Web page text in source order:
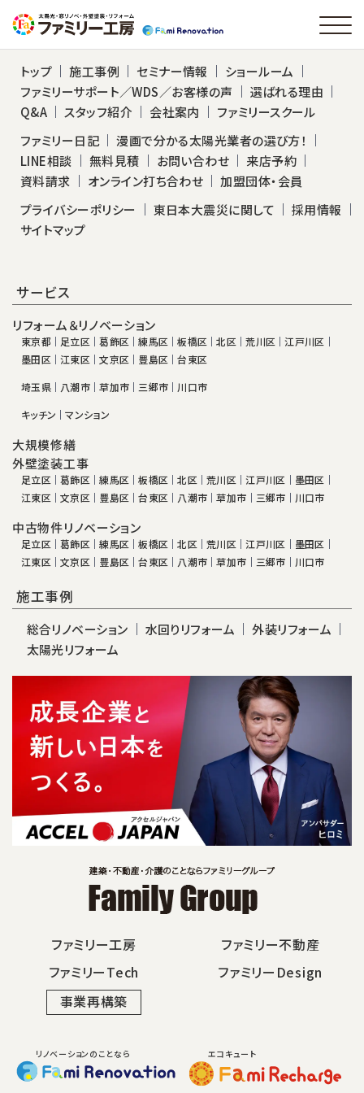
トップ 施工事例 セミナー情報
ショールーム
ファミリーサポート／WDS／お客様の声
選ばれる理由
Q&A
スタッフ紹介 会社案内
ファミリースクール
ファミリー日記
漫画で分かる太陽光業者の選び方！
LINE相談
無料見積 お問い合わせ
来店予約
資料請求
オンライン打ち合わせ
加盟団体・会員
プライバシーポリシー
東日本大震災に関して
採用情報
サイトマップ
サービス
リフォーム＆リノベーション
東京都 足立区 葛飾区 練馬区 板橋区 北区 荒川区
江戸川区
墨田区
江東区 文京区 豊島区
台東区
埼玉県
八潮市 草加市 三郷市
川口市
キッチン
マンション
大規模修繕
外壁塗装工事
足立区 葛飾区 練馬区 板橋区 北区 荒川区 江戸川区
墨田区
江東区
文京区 豊島区 台東区 八潮市 草加市 三郷市 川口市
中古物件リノベーション
足立区 葛飾区 練馬区 板橋区 北区 荒川区 江戸川区
墨田区
江東区
文京区 豊島区 台東区 八潮市 草加市 三郷市 川口市
施工事例
総合リノベーション 水回りリフォーム
外装リフォーム
太陽光リフォーム
ファミリー工房
ファミリー不動産
ファミリーTech
ファミリーDesign
事業再構築
リノベーションのことなら エコキュート